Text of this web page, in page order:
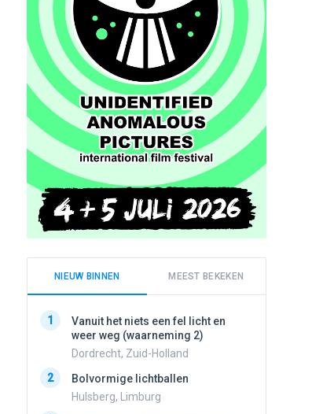
NIEUW BINNEN MEEST BEKEKEN
1
Vanuit het niets een fel licht en
weer weg (waarneming 2)
Dordrecht, Zuid-Holland
2
Bolvormige lichtballen
Hulsberg, Limburg